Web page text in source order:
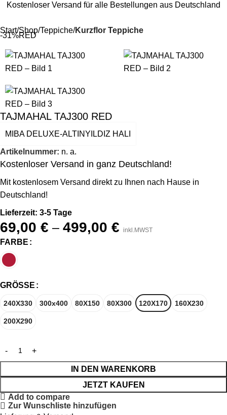
Kostenloser Versand für alle Bestellungen aus Deutschland
Start Shop Teppiche Kurzflor Teppiche
-31%RED
TAJMAHAL TAJ300 RED
MIBA DELUXE-ALTINYILDIZ HALI
Artikelnummer: n. a.
Kostenloser Versand in ganz Deutschland!
Mit kostenlosem Versand direkt zu Ihnen nach Hause in
Deutschland!
Lieferzeit: 3-5 Tage
69,00 € – 499,00 € inkl.MWST
FARBE
GRÖSSE
240X330 300x400 80X150 80X300 120X170 160X230
200X290
IN DEN WARENKORB
JETZT KAUFEN
Add to compare
Zur Wunschliste hinzufügen